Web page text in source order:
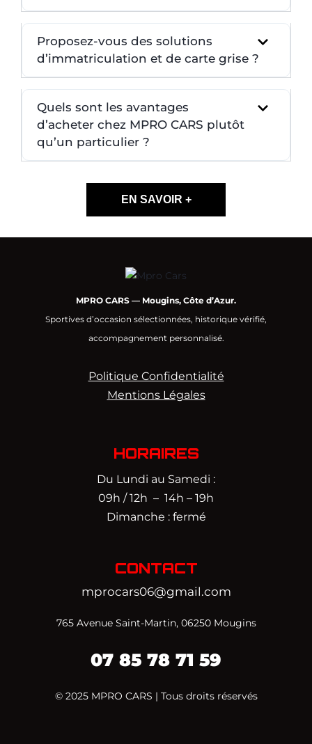
Proposez-vous des solutions
d’immatriculation et de carte grise ?
Quels sont les avantages
d’acheter chez MPRO CARS plutôt
qu’un particulier ?
EN SAVOIR +
MPRO CARS — Mougins, Côte d’Azur.
Sportives d’occasion sélectionnées, historique vérifié,
accompagnement personnalisé.
Politique Confidentialité
Mentions Légales
HORAIRES
Du Lundi au Samedi :
09h / 12h – 14h – 19h
Dimanche : fermé
CONTACT
mprocars06@gmail.com
765 Avenue Saint-Martin, 06250 Mougins
07 85 78 71 59‬
© 2025 MPRO CARS | Tous droits réservés